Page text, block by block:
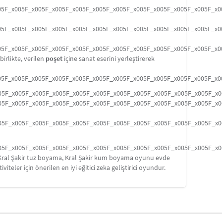
verilen poşet içine sanat eserini yerleştirerek
Şakir tuz boyama, Kral Şakir kum boyama oyunu evde
için önerilen en iyi eğitici zeka geliştirici oyundur.